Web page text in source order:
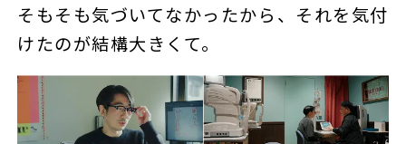
そもそも気づいてなかったから、それを気付
けたのが結構大きくて。